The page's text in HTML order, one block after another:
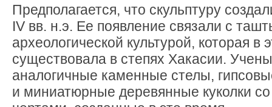
Предполагается, что скульптуру
IV вв. н.э. Ее появление связали с
археологической культурой, которая в
существовала в степях Хакасии.
аналогичные каменные стелы,
и миниатюрные деревянные куколки